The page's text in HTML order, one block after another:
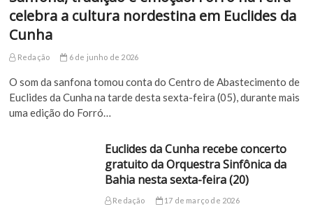
celebra a cultura nordestina em Euclides da
Cunha
Redação 6 de junho de 2026
O som da sanfona tomou conta do Centro de Abastecimento de
Euclides da Cunha na tarde desta sexta-feira (05), durante mais
uma edição do Forró…
Euclides da Cunha recebe concerto
gratuito da Orquestra Sinfônica da
Bahia nesta sexta-feira (20)
Redação 17 de março de 2026